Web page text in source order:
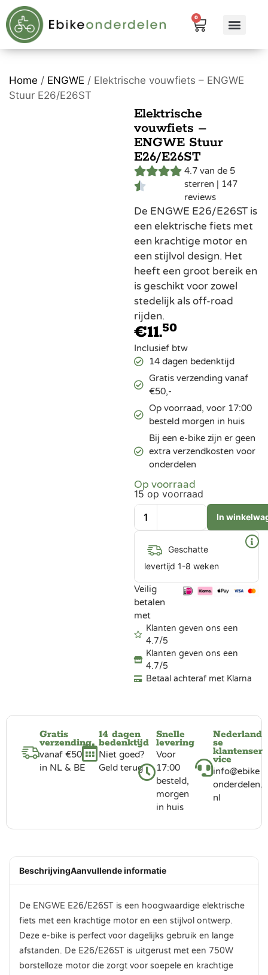
0
Home / ENGWE / Elektrische vouwfiets – ENGWE
Stuur E26/E26ST
Elektrische
vouwfiets –
ENGWE Stuur
E26/E26ST
4.7 van de 5
sterren | 147
reviews
De ENGWE E26/E26ST is
een elektrische fiets met
een krachtige motor en
een stijlvol design. Het
heeft een groot bereik en
is geschikt voor zowel
stedelijk als off-road
rijden.
€11.50
Inclusief btw
14 dagen bedenktijd
Gratis verzending vanaf
€50,-
Op voorraad, voor 17:00
besteld morgen in huis
Bij een e-bike zijn er geen
extra verzendkosten voor
onderdelen
Op voorraad
15 op voorraad
In
Geschatte
levertijd 1-8 weken
Veilig
betalen
met
Klanten geven ons een
4.7/5
Klanten geven ons een
4.7/5
Betaal achteraf met Klarna
Gratis
verzending
vanaf €50
in NL & BE
14 dagen
bedenktijd
Niet goed?
Geld terug
Snelle
levering
Voor
17:00
besteld,
morgen
in huis
Nederland
se
klantenser
vice
info@ebike
onderdelen.
nl
BeschrijvingAanvullende informatie
De ENGWE E26/E26ST is een hoogwaardige elektrische
fiets met een krachtige motor en een stijlvol ontwerp.
Deze e-bike is perfect voor dagelijks gebruik en lange
afstanden. De E26/E26ST is uitgerust met een 750W
borstelloze motor die zorgt voor soepele en krachtige